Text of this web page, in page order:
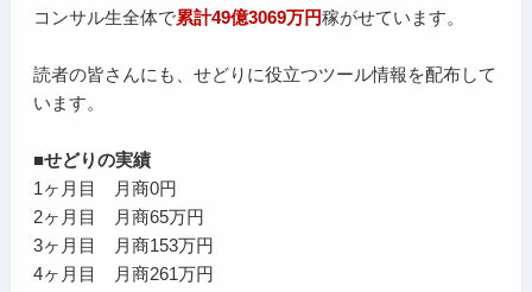
コンサル生全体で累計49億3069万円稼がせています。
読者の皆さんにも、せどりに役立つツール情報を配布して
います。
■せどりの実績
1ヶ月目 月商0円
2ヶ月目 月商65万円
3ヶ月目 月商153万円
4ヶ月目 月商261万円